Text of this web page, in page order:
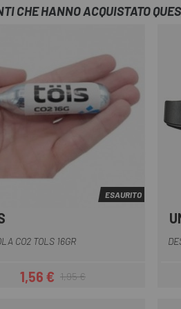
CHE HANNO ACQUISTATO
ESAURITO
CO2 TOLS 16GR
Prezzo
1,56 €Prezzo base
1,95 €